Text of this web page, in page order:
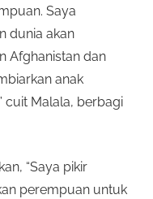
Saya
dunia akan
Afghanistan dan
anak
cuit Malala, berbagi
“Saya pikir
perempuan untuk